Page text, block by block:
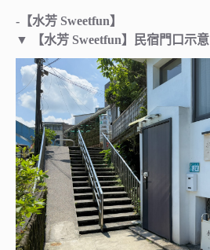
-【水芳 Sweetfun】
▼
【水芳 Sweetfun】民宿門口示意